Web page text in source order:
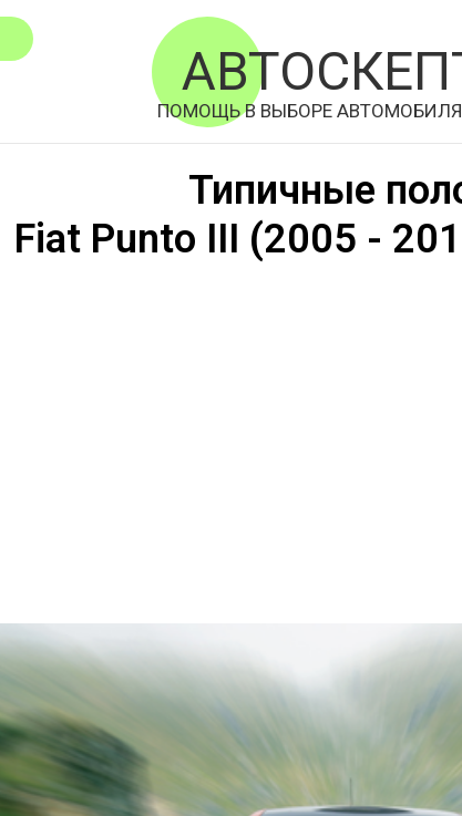
ПОМОЩЬ В ВЫБОРЕ
Типичные
Fiat Punto III (2005 -